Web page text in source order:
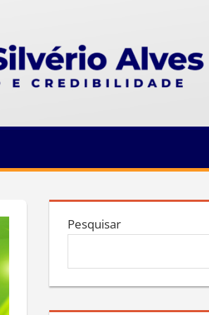
Pesquisar